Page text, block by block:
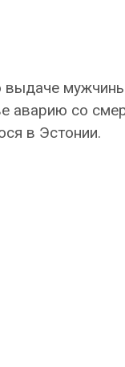
выдаче
аварию со
в Эстонии.